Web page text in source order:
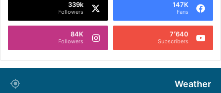
147K
Fans
339k
Followers
7٬640
Subscribers
84K
Followers
Weather